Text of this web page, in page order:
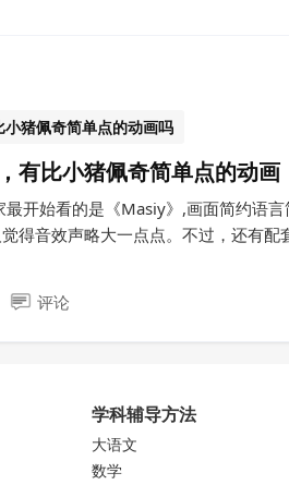
猪佩奇简单点的动画吗
有比小猪佩奇简单点的动画
开始看的是《Masiy》,画面简约语
得音效声略大一点点。不过，还有
评论
学科辅导方法
大语文
数学